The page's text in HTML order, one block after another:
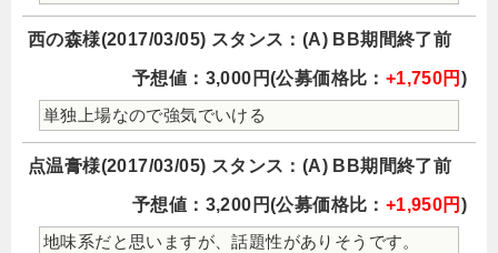
西の森様(2017/03/05) スタンス：(A) BB期間終了前
予想値：3,000円(公募価格比： +1,750円 )
単独上場なので強気でいける
点温膏様(2017/03/05) スタンス：(A) BB期間終了前
予想値：3,200円(公募価格比： +1,950円 )
地味系だと思いますが、話題性がありそうです。